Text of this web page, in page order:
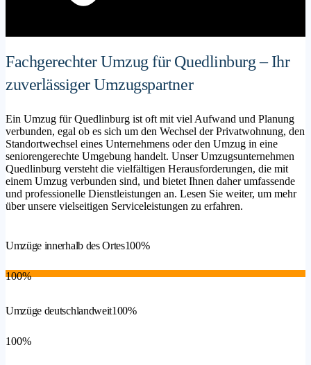
Fachgerechter Umzug für Quedlinburg – Ihr
zuverlässiger Umzugspartner
Ein Umzug für Quedlinburg ist oft mit viel Aufwand und Planung
verbunden, egal ob es sich um den Wechsel der Privatwohnung, den
Standortwechsel eines Unternehmens oder den Umzug in eine
seniorengerechte Umgebung handelt. Unser Umzugsunternehmen
Quedlinburg versteht die vielfältigen Herausforderungen, die mit
einem Umzug verbunden sind, und bietet Ihnen daher umfassende
und professionelle Dienstleistungen an. Lesen Sie weiter, um mehr
über unsere vielseitigen Serviceleistungen zu erfahren.
Umzüge innerhalb des Ortes100%
100%
Umzüge deutschlandweit100%
100%